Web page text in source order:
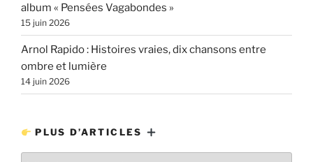
album « Pensées Vagabondes »
15 juin 2026
Arnol Rapido : Histoires vraies, dix chansons entre
ombre et lumière
14 juin 2026
PLUS D’ARTICLES